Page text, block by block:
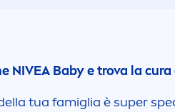
NIVEA Baby e trova la
tua famiglia è super